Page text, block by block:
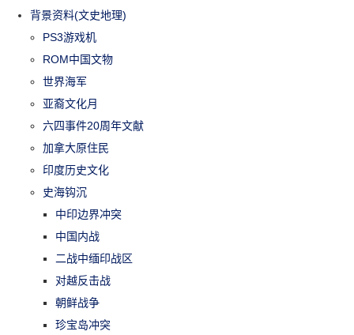
背景资料(文史地理)
PS3游戏机
ROM中国文物
世界海军
亚裔文化月
六四事件20周年文献
加拿大原住民
印度历史文化
史海钩沉
中印边界冲突
中国内战
二战中缅印战区
对越反击战
朝鲜战争
珍宝岛冲突